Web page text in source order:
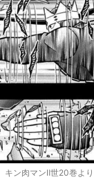
キン肉マンⅡ世20巻より